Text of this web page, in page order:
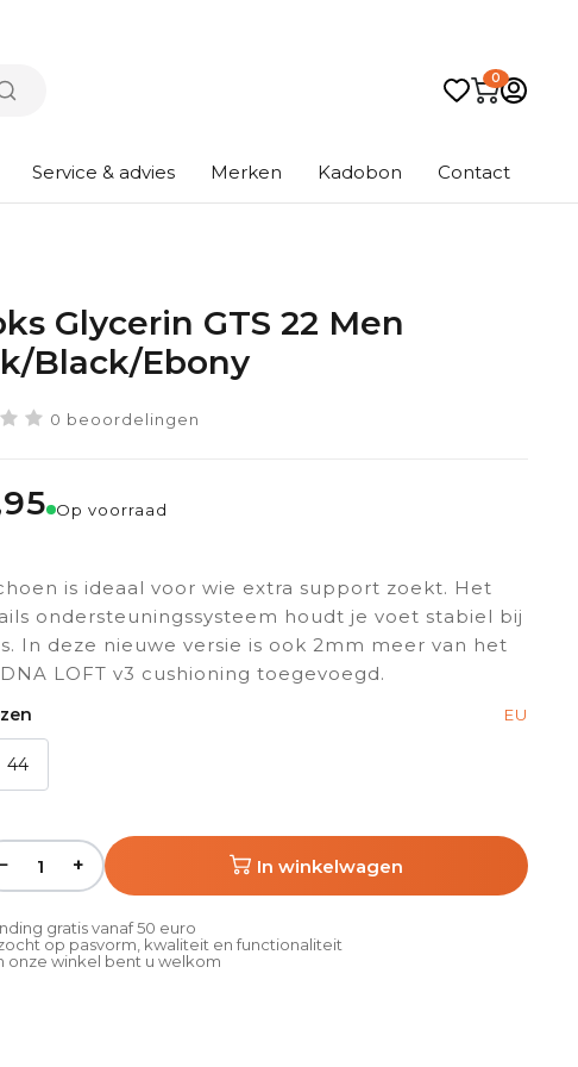
0
Service & advies Merken Kadobon Contact
Glycerin GTS 22 Men
Black/Ebony
0 beoordelingen
Op voorraad
is ideaal voor wie extra support zoekt. Het
ondersteuningssysteem houdt je voet stabiel bij
In deze nieuwe versie is ook 2mm meer van het
LOFT v3 cushioning toegevoegd.
EU
44
− + In winkelwagen
gratis vanaf 50 euro
op pasvorm, kwaliteit en functionaliteit
onze winkel bent u welkom